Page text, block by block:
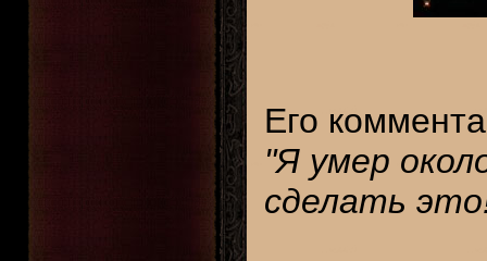
Его
"Я умер
сделать